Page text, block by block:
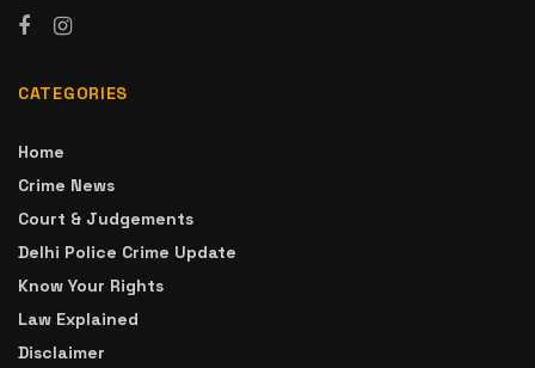
CATEGORIES
Home
Crime News
Court & Judgements
Delhi Police Crime Update
Know Your Rights
Law Explained
Disclaimer